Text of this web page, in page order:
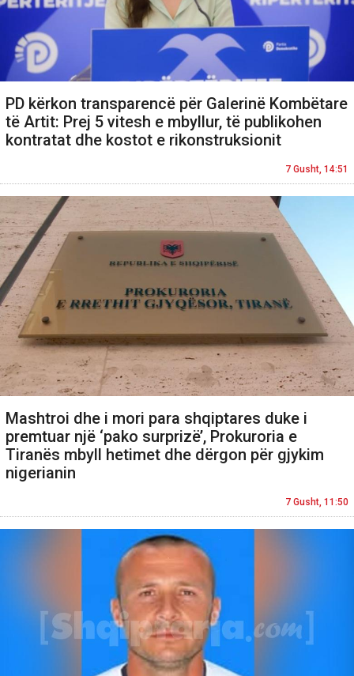
PD kërkon transparencë për Galerinë Kombëtare
të Artit: Prej 5 vitesh e mbyllur, të publikohen
kontratat dhe kostot e rikonstruksionit
7 Gusht, 14:51
Mashtroi dhe i mori para shqiptares duke i
premtuar një ‘pako surprizë’, Prokuroria e
Tiranës mbyll hetimet dhe dërgon për gjykim
nigerianin
7 Gusht, 11:50